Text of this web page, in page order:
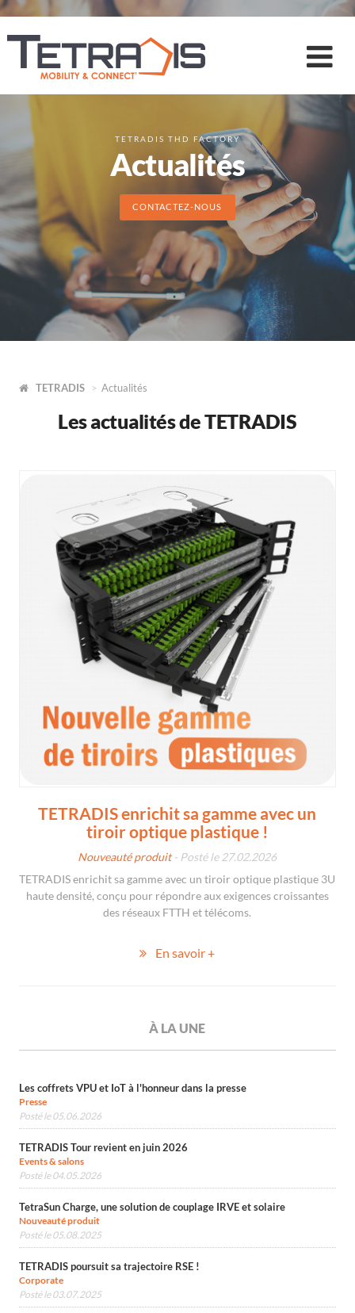
TETRADIS THD FACTORY
Actualités
CONTACTEZ-NOUS
TETRADIS Actualités
Les actualités de TETRADIS
TETRADIS enrichit sa gamme avec un
tiroir optique plastique !
Nouveauté produit- Posté le 27.02.2026
TETRADIS enrichit sa gamme avec un tiroir optique plastique 3U
haute densité, conçu pour répondre aux exigences croissantes
des réseaux FTTH et télécoms.
En savoir +
À LA UNE
Les coffrets VPU et IoT à l'honneur dans la presse
Presse
Posté le 05.06.2026
TETRADIS Tour revient en juin 2026
Events & salons
Posté le 04.05.2026
TetraSun Charge, une solution de couplage IRVE et solaire
Nouveauté produit
Posté le 05.08.2025
TETRADIS poursuit sa trajectoire RSE !
Corporate
Posté le 03.07.2025